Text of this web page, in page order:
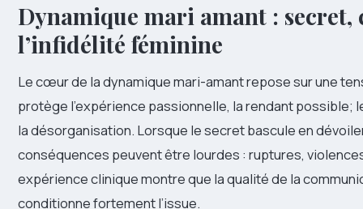
Dynamique mari amant : secret,
l’infidélité féminine
Le cœur de la dynamique mari-amant repose sur une
protège l’expérience passionnelle, la rendant possible;
la désorganisation. Lorsque le secret bascule en
conséquences peuvent être lourdes : ruptures,
expérience clinique montre que la qualité de la
conditionne fortement l’issue.